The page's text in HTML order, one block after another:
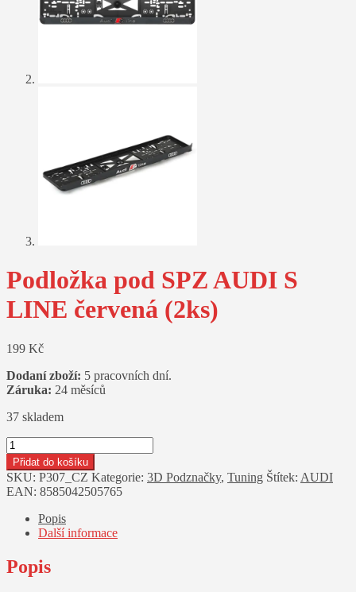
Podložka pod SPZ AUDI S
LINE červená (2ks)
199 Kč
Dodaní zboží: 5 pracovních dní.
Záruka: 24 měsíců
37 skladem
Podložka
pod
SPZ
AUDI
S
LINE
červená
množství
Přidat do košíku
SKU: P307_CZ Kategorie: 3D Podznačky, Tuning Štítek: AUDI
EAN: 8585042505765
Popis
Další informace
Popis